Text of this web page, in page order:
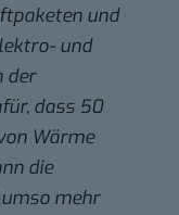
und
und
der
dass 50
Wärme
die
mehr